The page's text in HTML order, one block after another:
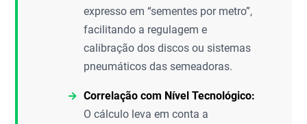
expresso em “sementes por metro”,
facilitando a regulagem e
calibração dos discos ou sistemas
pneumáticos das semeadoras.
Correlação com Nível Tecnológico:
O cálculo leva em conta a